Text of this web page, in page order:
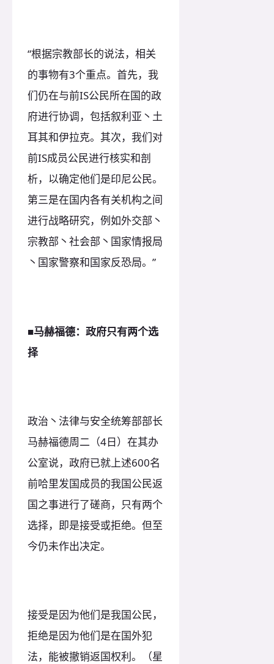
“根据宗教部长的说法，相关
的事物有3个重点。首先，我
们仍在与前IS公民所在国的政
府进行协调，包括叙利亚丶土
耳其和伊拉克。其次，我们对
前IS成员公民进行核实和剖
析，以确定他们是印尼公民。
第三是在国内各有关机构之间
进行战略研究，例如外交部丶
宗教部丶社会部丶国家情报局
丶国家警察和国家反恐局。”
■马赫福德：政府只有两个选
择
政治丶法律与安全统筹部部长
马赫福德周二（4日）在其办
公室说，政府已就上述600名
前哈里发国成员的我国公民返
国之事进行了磋商，只有两个
选择，即是接受或拒绝。但至
今仍未作出决定。
接受是因为他们是我国公民，
拒绝是因为他们是在国外犯
法，能被撤销返国权利。（星